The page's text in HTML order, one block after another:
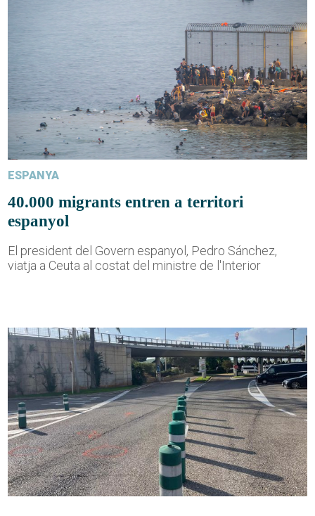
ESPANYA
40.000 migrants entren a territori
espanyol
El president del Govern espanyol, Pedro Sánchez,
viatja a Ceuta al costat del ministre de l'Interior